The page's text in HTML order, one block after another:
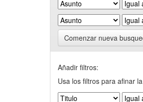
Comenzar nueva
Añadir filtros:
Usa los filtros para afinar